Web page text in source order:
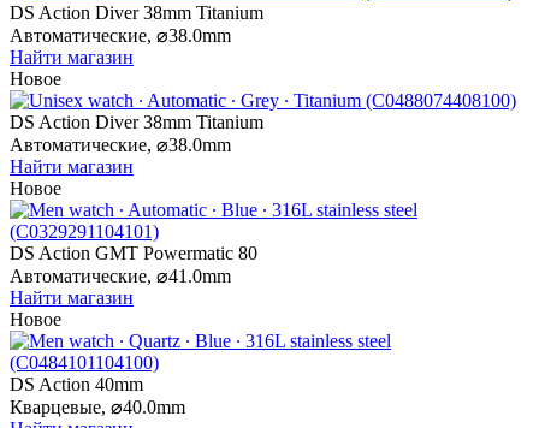
DS Action Diver 38mm Titanium
Автоматические, ⌀38.0mm
Найти магазин
Новое
DS Action Diver 38mm Titanium
Автоматические, ⌀38.0mm
Найти магазин
Новое
DS Action GMT Powermatic 80
Автоматические, ⌀41.0mm
Найти магазин
Новое
DS Action 40mm
Кварцевые, ⌀40.0mm